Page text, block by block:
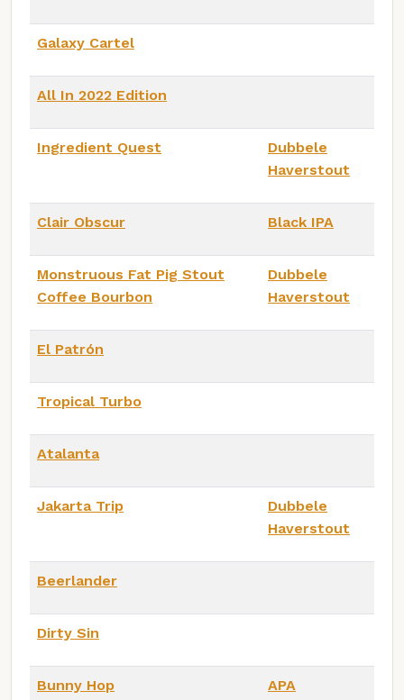
Galaxy Cartel
All In 2022 Edition
Ingredient Quest
Dubbele
Haverstout
Clair Obscur Black IPA
Monstruous Fat Pig Stout
Coffee Bourbon
Dubbele
Haverstout
El Patrón
Tropical Turbo
Atalanta
Jakarta Trip
Dubbele
Haverstout
Beerlander
Dirty Sin
Bunny Hop APA